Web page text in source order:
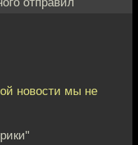
новости мы не